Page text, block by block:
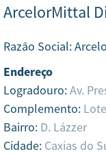
ArcelorMittal
Razão Social:
Endereço
Logradouro:Av.
Complemento:
Bairro: D. Lázzer
Cidade: Caxias do